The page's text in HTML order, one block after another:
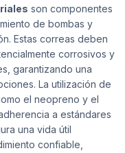
son componentes
de bombas y
Estas correas deben
corrosivos y
garantizando una
La utilización de
el neopreno y el
a estándares
una vida útil
confiable,